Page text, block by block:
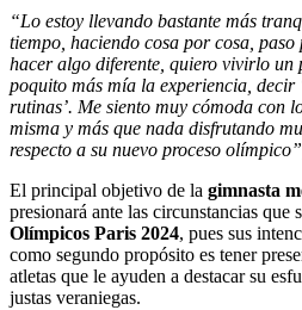
“Lo estoy llevando bastante más
tiempo, haciendo cosa por cosa,
hacer algo diferente, quiero vivirlo un
poquito más mía la experiencia, decir
rutinas’. Me siento muy cómoda con
misma y más que nada disfrutando
respecto a su nuevo proceso
El principal objetivo de la gimnasta
presionará ante las circunstancias que
Olímpicos Paris 2024, pues sus
como segundo propósito es tener
atletas que le ayuden a destacar su
justas veraniegas.